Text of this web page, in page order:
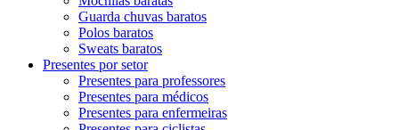
Guarda chuvas baratos
Polos baratos
Sweats baratos
Presentes por setor
Presentes para professores
Presentes para médicos
Presentes para enfermeiras